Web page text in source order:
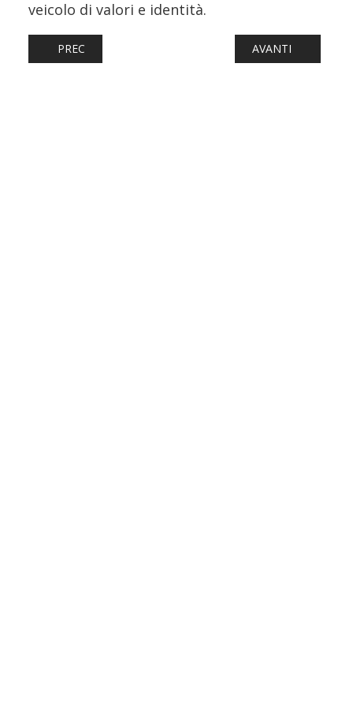
veicolo di valori e identità.
ARTICOLO PRECEDENTE: HITACHI RAIL COSTRUIRÀ IL
PREC ARTICOLO
AVANTI